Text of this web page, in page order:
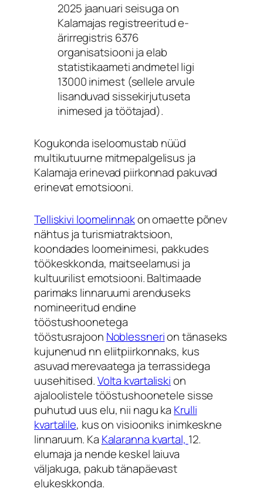
2025 jaanuari seisuga on
Kalamajas registreeritud e-
ärirregistris 6376
organisatsiooni ja elab
statistikaameti andmetel ligi
13000 inimest (sellele arvule
lisanduvad sissekirjutuseta
inimesed ja töötajad).
Kogukonda iseloomustab nüüd
multikutuurne mitmepalgelisus ja
Kalamaja erinevad piirkonnad pakuvad
erinevat emotsiooni.
Telliskivi loomelinnakon omaette põnev
nähtus ja turismiatraktsioon,
koondades loomeinimesi, pakkudes
töökeskkonda, maitseelamusi ja
kultuurilist emotsiooni. Baltimaade
parimaks linnaruumi arenduseks
nomineeritud endine
tööstushoonetega
tööstusrajoon Noblessnerion tänaseks
kujunenud nn eliitpiirkonnaks, kus
asuvad merevaatega ja terrassidega
uusehitised.Volta kvartaliskion
ajaloolistele tööstushoonetele sisse
puhutud uus elu, nii nagu ka Krulli
kvartalile, kus on visiooniks inimkeskne
linnaruum. Ka Kalaranna kvartal, 12.
elumaja ja nende keskel laiuva
väljakuga, pakub tänapäevast
elukeskkonda.